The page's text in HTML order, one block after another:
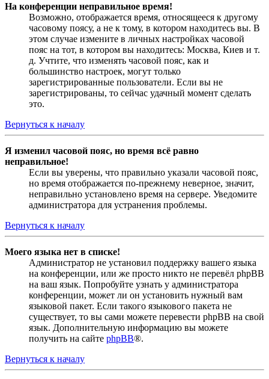
На конференции неправильное время!
Возможно, отображается время, относящееся к другому
часовому поясу, а не к тому, в котором находитесь вы. В
этом случае измените в личных настройках часовой
пояс на тот, в котором вы находитесь: Москва, Киев и т.
д. Учтите, что изменять часовой пояс, как и
большинство настроек, могут только
зарегистрированные пользователи. Если вы не
зарегистрированы, то сейчас удачный момент сделать
это.
Вернуться к началу
Я изменил часовой пояс, но время всё равно
неправильное!
Если вы уверены, что правильно указали часовой пояс,
но время отображается по-прежнему неверное, значит,
неправильно установлено время на сервере. Уведомите
администратора для устранения проблемы.
Вернуться к началу
Моего языка нет в списке!
Администратор не установил поддержку вашего языка
на конференции, или же просто никто не перевёл phpBB
на ваш язык. Попробуйте узнать у администратора
конференции, может ли он установить нужный вам
языковой пакет. Если такого языкового пакета не
существует, то вы сами можете перевести phpBB на свой
язык. Дополнительную информацию вы можете
получить на сайте phpBB®.
Вернуться к началу